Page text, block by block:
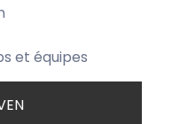
Contact
et équipes